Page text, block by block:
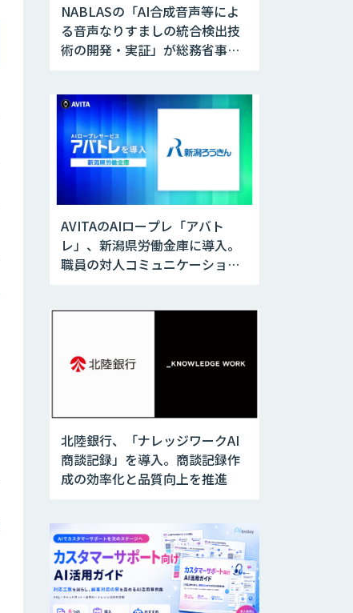
NABLASの「AI合成音声等によ
る音声なりすましの統合検出技
術の開発・実証」が総務省事業
AVITAのAIロープレ「アバト
レ」、新潟県労働金庫に導入。
職員の対人コミュニケーション
北陸銀行、「ナレッジワークAI
商談記録」を導入。商談記録作
成の効率化と品質向上を推進